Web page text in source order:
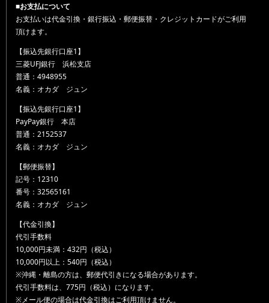
■お支払について
お支払いは代金引換・銀行振込・郵便振替・クレジットカードがご利用
頂けます。
【振込先銀行口座1】
三菱UFJ銀行 浜松支店
普通：4948955
名義：オカダ ジュン
【振込先銀行口座1】
PayPay銀行 本店
普通：2152537
名義：オカダ ジュン
【郵便振替】
記号：12310
番号：32565161
名義：オカダ ジュン
【代金引換】
代引手数料
10,000円未満：432円（税込）
10,000円以上：540円（税込）
※沖縄・離島の方は、郵便代引きになる場合があります。
代引手数料は、775円（税込）になります。
※メール便の場合は代金引換はご利用頂けません。